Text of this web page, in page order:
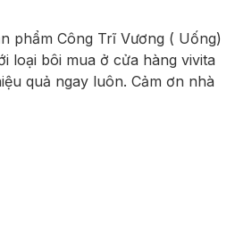
phẩm Công Trĩ Vương ( Uống)
loại bôi mua ở cửa hàng vivita
quả ngay luôn. Cảm ơn nhà